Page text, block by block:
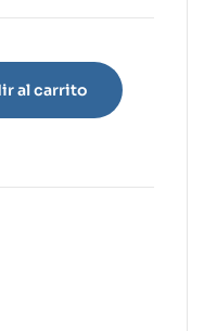
al carrito